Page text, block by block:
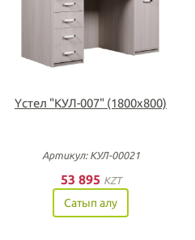
Үстел "КУЛ-007" (1800х800)
Артикул: КУЛ-00021
53 895 KZT
Сатып алу